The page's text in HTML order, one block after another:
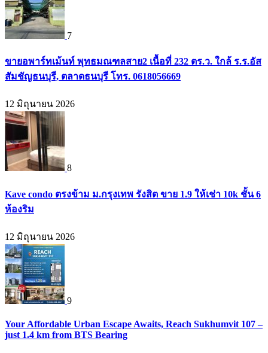
7
ขายอพาร์ทเม้นท์ พุทธมณฑลสาย2 เนื้อที่ 232 ตร.ว. ใกล้ ร.ร.อัส
สัมชัญธนบุรี, ตลาดธนบุรี โทร. 0618056669
12 มิถุนายน 2026
8
Kave condo ตรงข้าม ม.กรุงเทพ รังสิต ขาย 1.9 ให้เช่า 10k ชั้น 6
ห้องริม
12 มิถุนายน 2026
9
Your Affordable Urban Escape Awaits, Reach Sukhumvit 107 –
just 1.4 km from BTS Bearing